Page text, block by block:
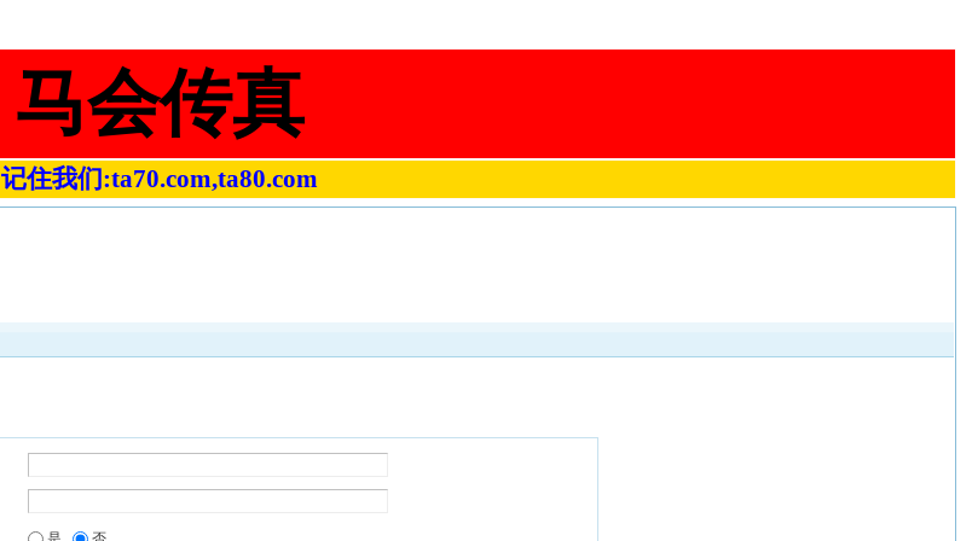
马会传真
记住我们:ta70.com,ta80.com